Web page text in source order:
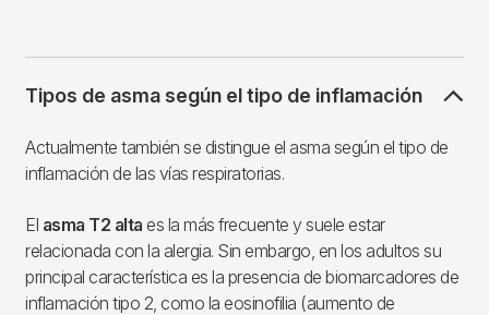
Tipos de asma según el tipo de inflamación
Actualmente también se distingue el asma según el tipo de
inflamación de las vías respiratorias.
El asma T2 alta es la más frecuente y suele estar
relacionada con la alergia. Sin embargo, en los adultos su
principal característica es la presencia de biomarcadores de
inflamación tipo 2, como la eosinofilia (aumento de